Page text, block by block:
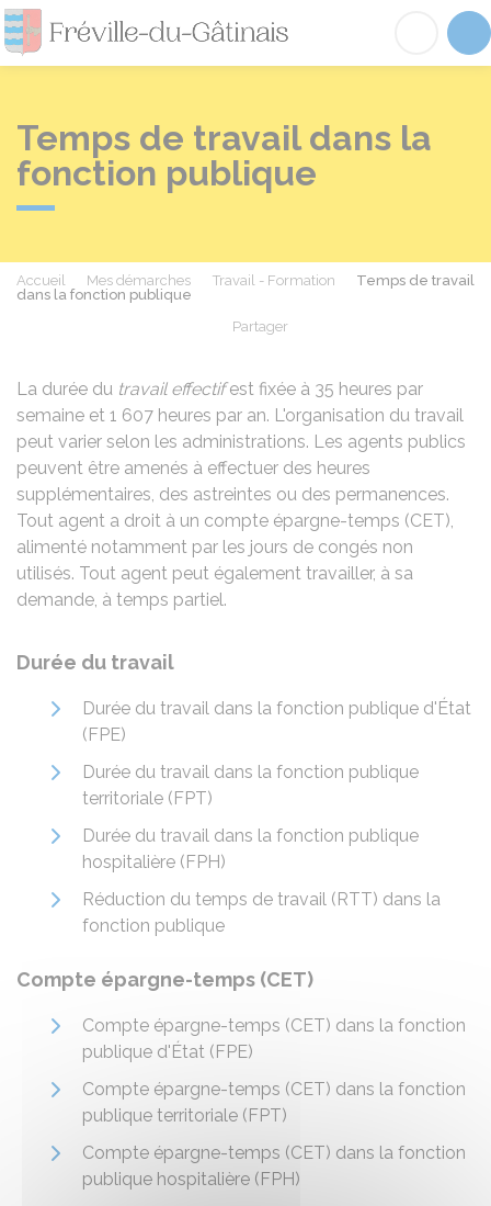
Fréville-du-
Temps de travail dans la
fonction publique
Accueil Mes démarches Travail - Formation
Temps de travail
dans la fonction publique
Partager
La durée du travail effectifest fixée à 35 heures par
semaine et 1 607 heures par an. L'organisation du travail
peut varier selon les administrations. Les agents publics
peuvent être amenés à effectuer des heures
supplémentaires, des astreintes ou des permanences.
Tout agent a droit à un compte épargne-temps (CET),
alimenté notamment par les jours de congés non
utilisés. Tout agent peut également travailler, à sa
demande, à temps partiel.
Durée du travail
Durée du travail dans la fonction publique d'État
(FPE)
Durée du travail dans la fonction publique
territoriale (FPT)
Durée du travail dans la fonction publique
hospitalière (FPH)
Réduction du temps de travail (RTT) dans la
fonction publique
Compte épargne-temps (CET)
Compte épargne-temps (CET) dans la fonction
publique d'État (FPE)
Compte épargne-temps (CET) dans la fonction
publique territoriale (FPT)
Compte épargne-temps (CET) dans la fonction
publique hospitalière (FPH)